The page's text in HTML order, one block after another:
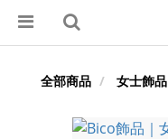
全部商品 女士飾品